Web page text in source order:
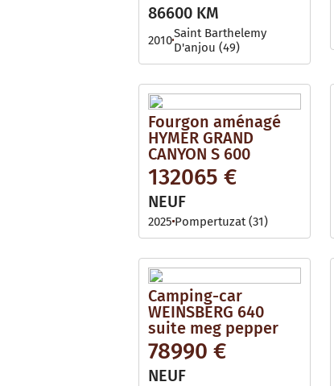
l
e
l
b
e
86600 KM
2010Saint Barthelemy
D'anjou (49)
Fourgon aménagé
HYMER GRAND
CANYON S 600
132065 €
NEUF
2025 Pompertuzat (31)
Camping-car
WEINSBERG 640
suite meg pepper
78990 €
NEUF